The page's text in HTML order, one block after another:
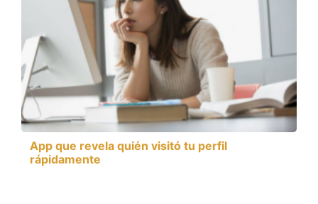
App que revela quién visitó tu perfil
rápidamente